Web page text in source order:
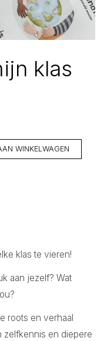
klas
WINKELWAGEN
klas te vieren!
aan jezelf? Wat
roots en verhaal
zelfkennis en diepere